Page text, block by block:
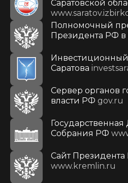
Саратовской
Полномочный
Президента РФ
Инвестиционный
Саратова
Сервер органов
власти РФ gov.ru
Собрания РФ
Cайт Президента
www.kremlin.ru